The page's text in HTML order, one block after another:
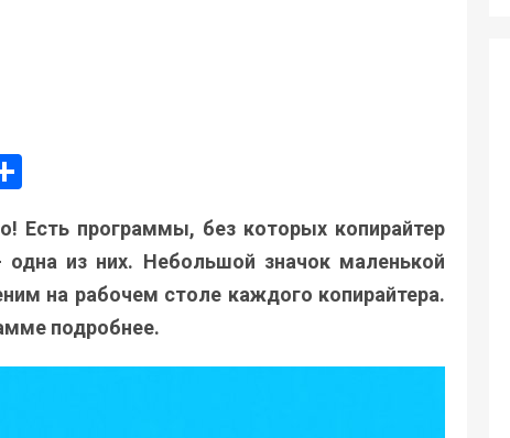
Есть программы, без которых копирайтер
из них. Небольшой значок маленькой
на рабочем столе каждого копирайтера.
подробнее.